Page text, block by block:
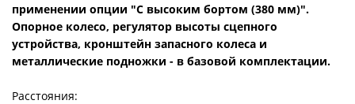
применении опции "С высоким бортом (380 мм)".
Опорное колесо, регулятор высоты сцепного
устройства, кронштейн запасного колеса и
металлические подножки - в базовой комплектации.
Расстояния: